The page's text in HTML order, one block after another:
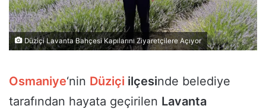
Düziçi Lavanta Bahçesi Kapılarını Ziyaretçilere Açıyor
Osmaniye‘nin Düziçi ilçesinde belediye
tarafından hayata geçirilen Lavanta